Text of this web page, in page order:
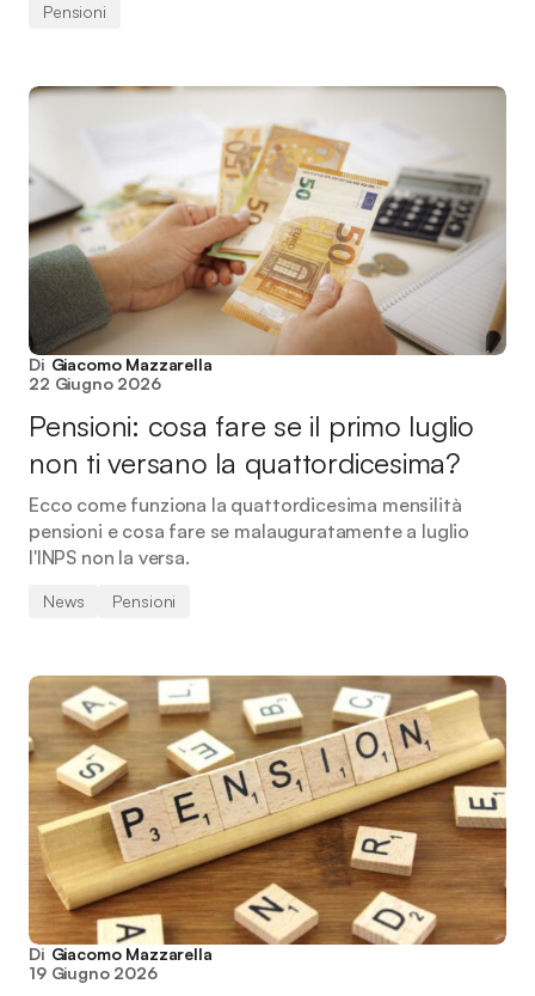
Pensioni
Di Giacomo Mazzarella
22 Giugno 2026
Pensioni: cosa fare se il primo luglio
non ti versano la quattordicesima?
Ecco come funziona la quattordicesima mensilità
pensioni e cosa fare se malauguratamente a luglio
l'INPS non la versa.
News Pensioni
Di Giacomo Mazzarella
19 Giugno 2026